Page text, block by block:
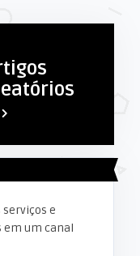
serviços e
em um canal